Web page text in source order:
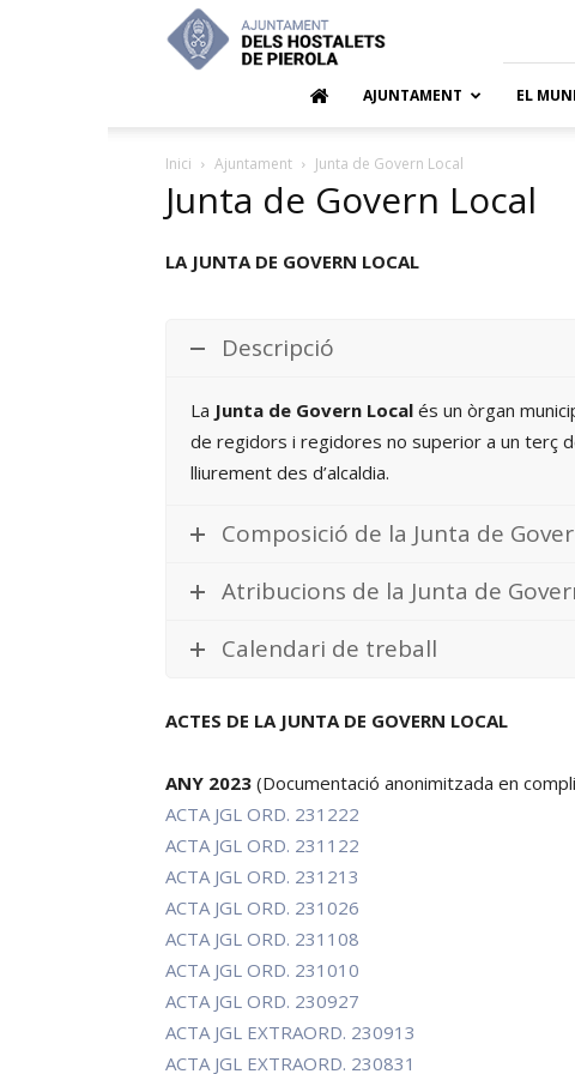
Hostalets
de
AJUNTAMENT EL
Inici Ajuntament Junta de Govern Local
Junta de Govern Local
LA JUNTA DE GOVERN LOCAL
Descripció
La Junta de Govern Local és un òrgan
de regidors i regidores no superior a un terç
lliurement des d’alcaldia.
Composició de la Junta de
Atribucions de la Junta de
Calendari de treball
ACTES DE LA JUNTA DE GOVERN LOCAL
ANY 2023 (Documentació anonimitzada en
ACTA JGL ORD. 231222
ACTA JGL ORD. 231122
ACTA JGL ORD. 231213
ACTA JGL ORD. 231026
ACTA JGL ORD. 231108
ACTA JGL ORD. 231010
ACTA JGL ORD. 230927
ACTA JGL EXTRAORD. 230913
ACTA JGL EXTRAORD. 230831